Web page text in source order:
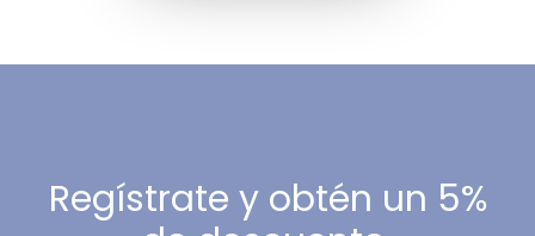
Regístrate y obtén un 5%